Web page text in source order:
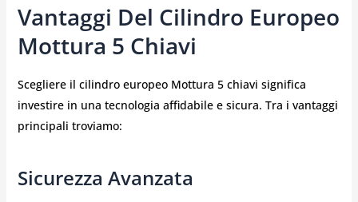
Vantaggi Del Cilindro Europeo
Mottura 5 Chiavi
Scegliere il cilindro europeo Mottura 5 chiavi significa
investire in una tecnologia affidabile e sicura. Tra i vantaggi
principali troviamo:
Sicurezza Avanzata